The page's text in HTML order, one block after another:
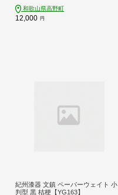
和歌山県高野町
12,000 円
紀州漆器 文鎮 ペーパーウェイト 小
判型 黒 桔梗【YG163】